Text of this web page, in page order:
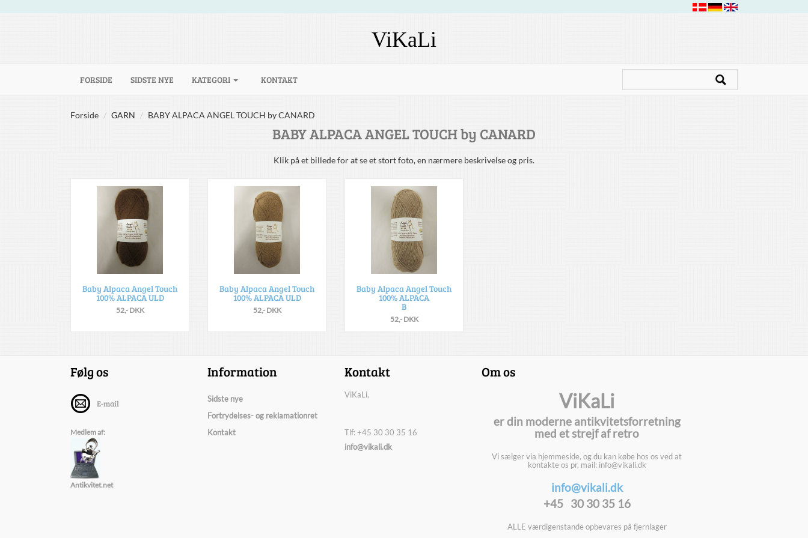
ViKaLi
FORSIDE (CURRENT)
SIDSTE NYE KATEGORI KONTAKT
Forside GARN BABY ALPACA ANGEL TOUCH by CANARD
BABY ALPACA ANGEL TOUCH by CANARD
Klik på et billede for at se et stort foto, en nærmere beskrivelse og pris.
Baby Alpaca Angel Touch
100% ALPACA ULD
52,- DKK
Baby Alpaca Angel Touch
100% ALPACA ULD
52,- DKK
Baby Alpaca Angel Touch
100% ALPACA
B
52,- DKK
Følg os
E-mail
Medlem af:
Antikvitet.net
Information
Sidste nye
Fortrydelses- og reklamationret
Kontakt
Kontakt
ViKaLi,
Tlf: +45 30 30 35 16
info@vikali.dk
Om os
ViKaLi
er din moderne antikvitetsforretning
med et strejf af retro
Vi sælger via hjemmeside, og du kan købe hos os ved at
kontakte os pr. mail: info@vikali.dk
info@vikali.dk
+45 30 30 35 16
ALLE værdigenstande opbevares på fjernlager